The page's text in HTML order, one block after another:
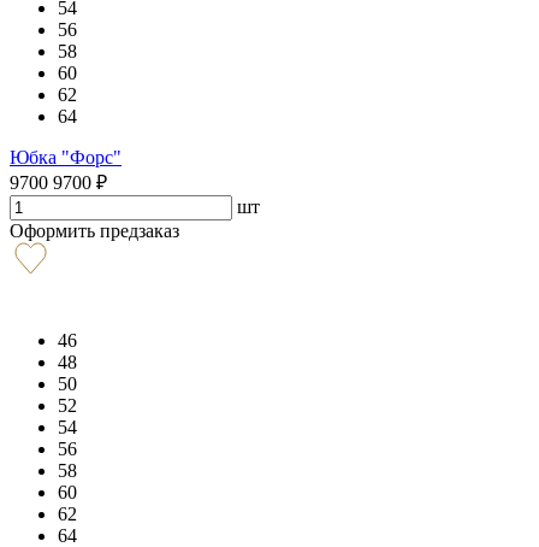
54
56
58
60
62
64
Юбка "Форс"
9700 9700 ₽
шт
Оформить предзаказ
46
48
50
52
54
56
58
60
62
64